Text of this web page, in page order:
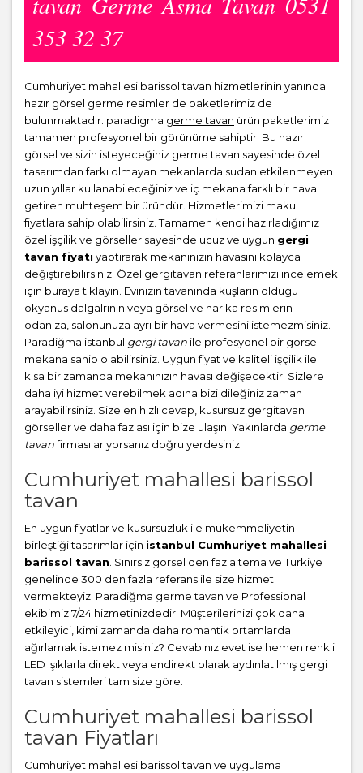
353 32 37
Cumhuriyet mahallesi barissol tavan hizmetlerinin yanında
hazır görsel germe resimler de paketlerimiz de
bulunmaktadır. paradigma germe tavan ürün paketlerimiz
tamamen profesyonel bir görünüme sahiptir. Bu hazır
görsel ve sizin isteyeceğiniz germe tavan sayesinde özel
tasarımdan farkı olmayan mekanlarda sudan etkilenmeyen
uzun yıllar kullanabileceğiniz ve iç mekana farklı bir hava
getiren muhteşem bir üründür. Hizmetlerimizi makul
fiyatlara sahip olabilirsiniz. Tamamen kendi hazırladığımız
özel işçilik ve görseller sayesinde ucuz ve uygun gergi
tavan fiyatı yaptırarak mekanınızın havasını kolayca
değiştirebilirsiniz. Özel gergitavan referanlarımızı incelemek
için buraya tıklayın. Evinizin tavanında kuşların oldugu
okyanus dalgalrının veya görsel ve harika resimlerin
odanıza, salonunuza ayrı bir hava vermesini istemezmisiniz.
Paradiğma istanbul gergi tavan ile profesyonel bir görsel
mekana sahip olabilirsiniz. Uygun fiyat ve kaliteli işçilik ile
kısa bir zamanda mekanınızın havası değişecektir. Sizlere
daha iyi hizmet verebilmek adına bizi dileğiniz zaman
arayabilirsiniz. Size en hızlı cevap, kusursuz gergitavan
görseller ve daha fazlası için bize ulaşın. Yakınlarda germe
tavanfirması arıyorsanız doğru yerdesiniz.
Cumhuriyet mahallesi barissol
tavan
En uygun fiyatlar ve kusursuzluk ile mükemmeliyetin
birleştiği tasarımlar için istanbul Cumhuriyet mahallesi
barissol tavan . Sınırsız görsel den fazla tema ve Türkiye
genelinde 300 den fazla referans ile size hizmet
vermekteyiz. Paradiğma germe tavan ve Professional
ekibimiz 7/24 hizmetinizdedir. Müşterilerinizi çok daha
etkileyici, kimi zamanda daha romantik ortamlarda
ağırlamak istemez misiniz? Cevabınız evet ise hemen renkli
LED ışıklarla direkt veya endirekt olarak aydınlatılmış gergi
tavan sistemleri tam size göre.
Cumhuriyet mahallesi barissol
tavan Fiyatları
Cumhuriyet mahallesi barissol tavan ve uygulama